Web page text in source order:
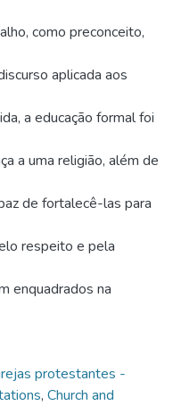
como preconceito,
aplicada aos
a educação formal foi
a uma religião, além de
de fortalecê-las para
respeito e pela
enquadrados na
protestantes -
, Church and